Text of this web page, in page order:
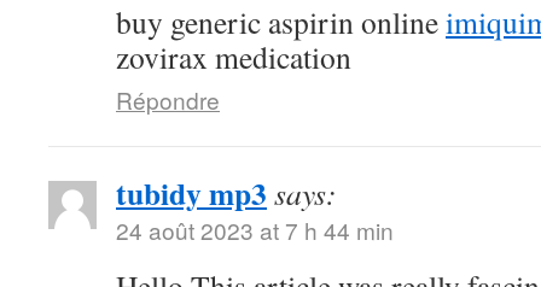
buy generic aspirin online
zovirax medication
Répondre
tubidy mp3 says:
24 août 2023 at 7 h 44 min